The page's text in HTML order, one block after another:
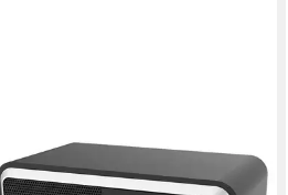
XORO
300 IR Digitalradio mit DAB+,